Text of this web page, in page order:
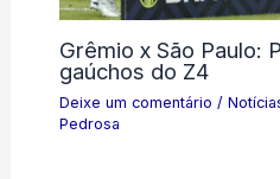
Grêmio x São Paulo:
gaúchos do Z4
Deixe um comentário /
Pedrosa